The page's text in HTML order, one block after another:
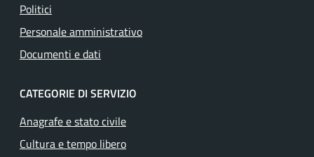
Politici
Personale amministrativo
Documenti e dati
CATEGORIE DI SERVIZIO
Anagrafe e stato civile
Cultura e tempo libero